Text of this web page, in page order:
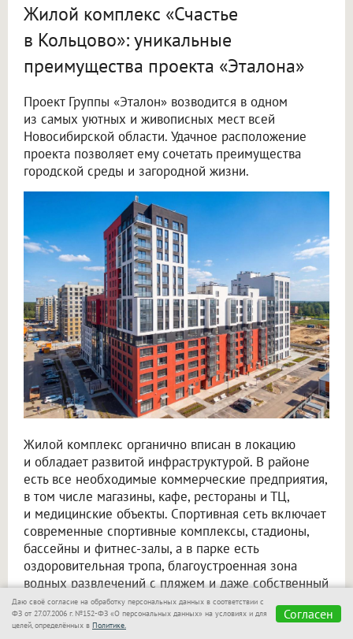
Жилой комплекс «Счастье
в Кольцово»: уникальные
преимущества проекта «Эталона»
Проект Группы «Эталон» возводится в одном
из самых уютных и живописных мест всей
Новосибирской области. Удачное расположение
проекта позволяет ему сочетать преимущества
городской среды и загородной жизни.
Жилой комплекс органично вписан в локацию
и обладает развитой инфраструктурой. В районе
есть все необходимые коммерческие предприятия,
в том числе магазины, кафе, рестораны и ТЦ,
и медицинские объекты. Спортивная сеть включает
современные спортивные комплексы, стадионы,
бассейны и фитнес-залы, а в парке есть
оздоровительная тропа, благоустроенная зона
водных развлечений с пляжем и даже собственный
конный клуб. Детский образовательный комплекс
сформирован из новых школ и детских садов.
Даю своё согласие на обработку персональных данных в соответствии с
ФЗ от 27.07.2006 г. №152-ФЗ «О персональных данных» на условиях и для
целей, определённых в Политике.
Согласен